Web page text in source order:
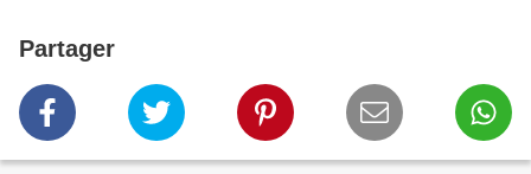
Partager